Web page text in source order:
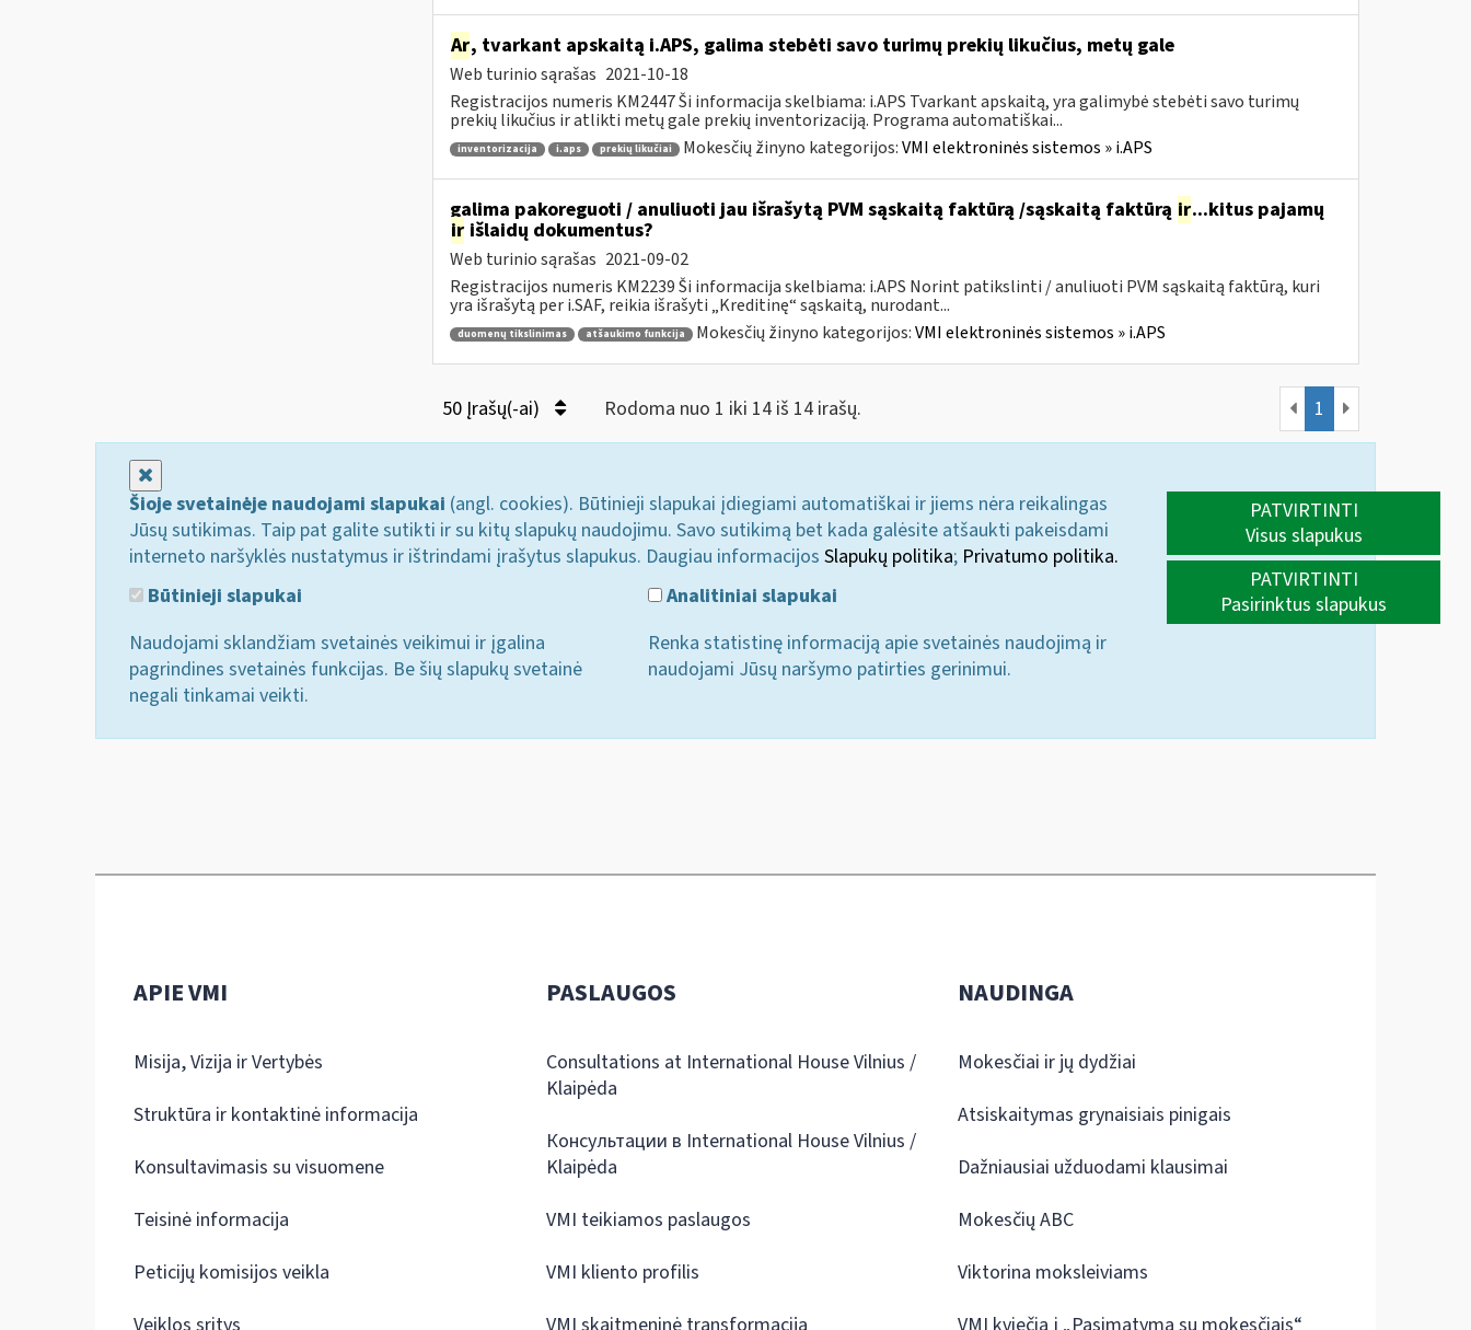
Ar, tvarkant apskaitą i.APS, galima stebėti savo turimų prekių likučius, metų gale
Web turinio sąrašas 2021-10-18
Registracijos numeris KM2447 Ši informacija skelbiama: i.APS Tvarkant apskaitą, yra galimybė stebėti savo turimų
prekių likučius ir atlikti metų gale prekių inventorizaciją. Programa automatiškai...
inventorizacija i.aps prekių likučiai Mokesčių žinyno kategorijos:VMI elektroninės sistemos » i.APS
galima pakoreguoti / anuliuoti jau išrašytą PVM sąskaitą faktūrą /sąskaitą faktūrą ir...kitus pajamų
irišlaidų dokumentus?
Web turinio sąrašas 2021-09-02
Registracijos numeris KM2239 Ši informacija skelbiama: i.APS Norint patikslinti / anuliuoti PVM sąskaitą faktūrą, kuri
yra išrašytą per i.SAF, reikia išrašyti „Kreditinę“ sąskaitą, nurodant...
duomenų tikslinimas atšaukimo funkcija Mokesčių žinyno kategorijos:VMI elektroninės sistemos » i.APS
50 Įrašų(-ai) Rodoma nuo 1 iki 14 iš 14 irašų. 1
Šioje svetainėje naudojami slapukai (angl. cookies). Būtinieji slapukai įdiegiami automatiškai ir jiems nėra reikalingas
Jūsų sutikimas. Taip pat galite sutikti ir su kitų slapukų naudojimu. Savo sutikimą bet kada galėsite atšaukti pakeisdami
interneto naršyklės nustatymus ir ištrindami įrašytus slapukus. Daugiau informacijos Slapukų politika; Privatumo politika.
Būtinieji slapukai
Naudojami sklandžiam svetainės veikimui ir įgalina
pagrindines svetainės funkcijas. Be šių slapukų svetainė
negali tinkamai veikti.
Analitiniai slapukai
Renka statistinę informaciją apie svetainės naudojimą ir
naudojami Jūsų naršymo patirties gerinimui.
PATVIRTINTI
Visus slapukus
PATVIRTINTI
Pasirinktus slapukus
APIE VMI
Misija, Vizija ir Vertybės
Struktūra ir kontaktinė informacija
Konsultavimasis su visuomene
Teisinė informacija
Peticijų komisijos veikla
PASLAUGOS
Consultations at International House Vilnius /
Klaipėda
Консультации в International House Vilnius /
Klaipėda
VMI teikiamos paslaugos
VMI kliento profilis
NAUDINGA
Mokesčiai ir jų dydžiai
Atsiskaitymas grynaisiais pinigais
Dažniausiai užduodami klausimai
Mokesčių ABC
Viktorina moksleiviams